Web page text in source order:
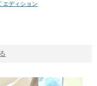
エディション